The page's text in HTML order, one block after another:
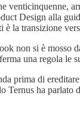
venticinquenne,
Design alla
la transizione
non si è mosso
una regola le
prima di
Ternus ha